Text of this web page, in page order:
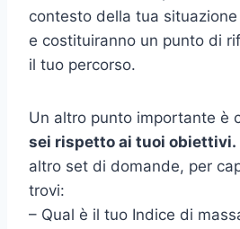
contesto della tua
e costituiranno un punto di
il tuo percorso.
Un altro punto importante è
sei rispetto ai tuoi obiettivi.
altro set di domande, per
trovi:
– Qual è il tuo Indice di